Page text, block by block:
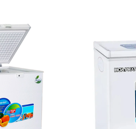
mở kiểu vali rất thuận tiện,